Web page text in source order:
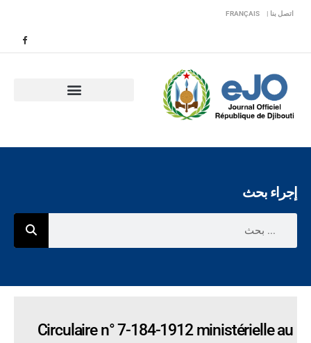
اتصل بنا | FRANÇAIS
إجراء بحث
Circulaire n° 7-184-1912 ministérielle au